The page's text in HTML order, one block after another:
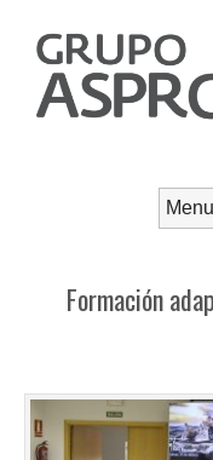
Formación